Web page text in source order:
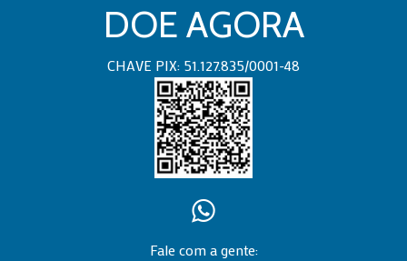
DOE AGORA
CHAVE PIX: 51.127.835/0001-48
Fale com a gente: